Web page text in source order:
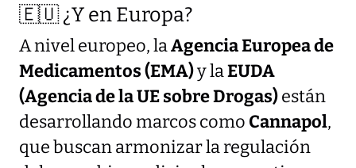
🇪🇺 ¿Y en Europa?
A nivel europeo, laAgencia Europea de
Medicamentos (EMA)y laEUDA
(Agencia de la UE sobre Drogas)están
desarrollando marcos como Cannapol,
que buscan armonizar la regulación